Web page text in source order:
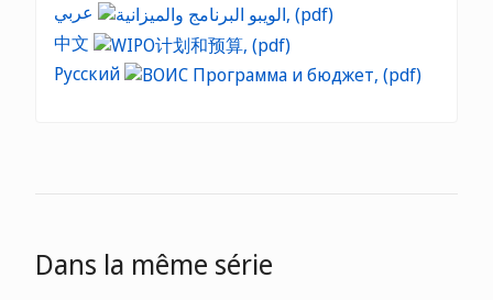
中文
Русский
Dans la même série